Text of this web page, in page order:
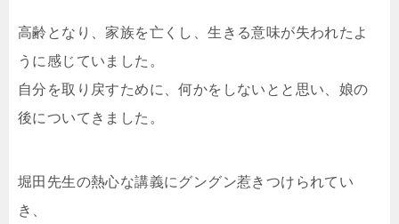
高齢となり、家族を亡くし、生きる意味が失われたよ
うに感じていました。
自分を取り戻すために、何かをしないとと思い、娘の
後についてきました。
堀田先生の熱心な講義にグングン惹きつけられてい
き、